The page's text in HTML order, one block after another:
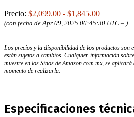
Precio: $2,099.00 - $1,845.00
(con fecha de Apr 09, 2025 06:45:30 UTC – )
Los precios y la disponibilidad de los productos son
están sujetos a cambios. Cualquier información
muestre en los Sitios de Amazon.com.mx, se
momento de realizarla.
Especificaciones